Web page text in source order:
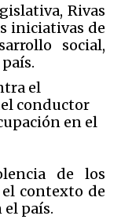
Rivas
iniciativas de
social,
el
conductor
en el
de los
contexto de
país.